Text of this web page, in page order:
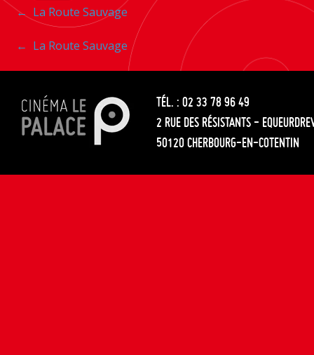
Navigation
entre
les
articles
← La Route Sauvage
Navigation
entre
les
articles
← La Route Sauvage
TÉL. : 02 33 78 96 49
2 RUE DES RÉSISTANTS -
50120 CHERBOURG-EN-COTENTIN